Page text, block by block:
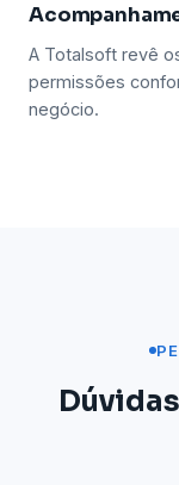
A Totalsoft revê
permissões
negócio.